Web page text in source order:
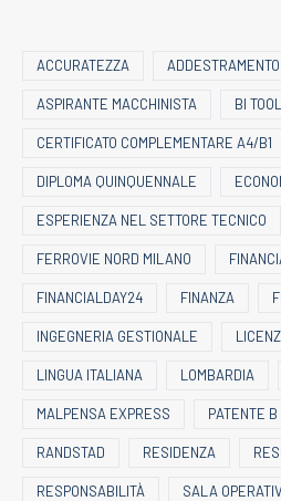
ACCURATEZZA
ASPIRANTE MACCHINISTA BI
CERTIFICATO COMPLEMENTARE A4/B1
DIPLOMA QUINQUENNALE
ESPERIENZA NEL SETTORE TECNICO
FERROVIE NORD MILANO
FINANCIALDAY24 FINANZA
INGEGNERIA GESTIONALE
LINGUA ITALIANA LOMBARDIA
MALPENSA EXPRESS PATENTE B
RANDSTAD RESIDENZA
RESPONSABILITÀ SALA